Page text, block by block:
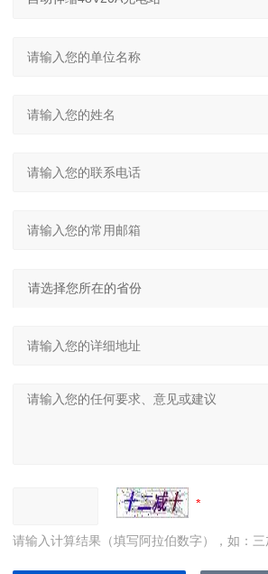
请输入计算结果（填写阿拉伯数字），如：三